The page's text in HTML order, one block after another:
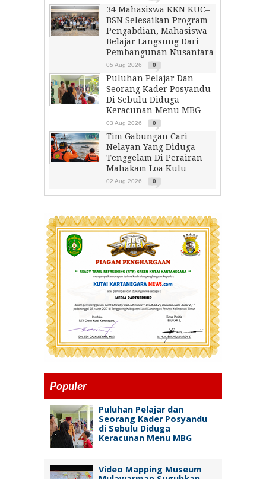
34 Mahasiswa KKN KUC–
BSN Selesaikan Program
Pengabdian, Mahasiswa
Belajar Langsung Dari
Pembangunan Nusantara
05 Aug 2026 0
Puluhan Pelajar Dan
Seorang Kader Posyandu
Di Sebulu Diduga
Keracunan Menu MBG
03 Aug 2026 0
Tim Gabungan Cari
Nelayan Yang Diduga
Tenggelam Di Perairan
Mahakam Loa Kulu
02 Aug 2026 0
Populer
Puluhan Pelajar dan
Seorang Kader Posyandu
di Sebulu Diduga
Keracunan Menu MBG
Video Mapping Museum